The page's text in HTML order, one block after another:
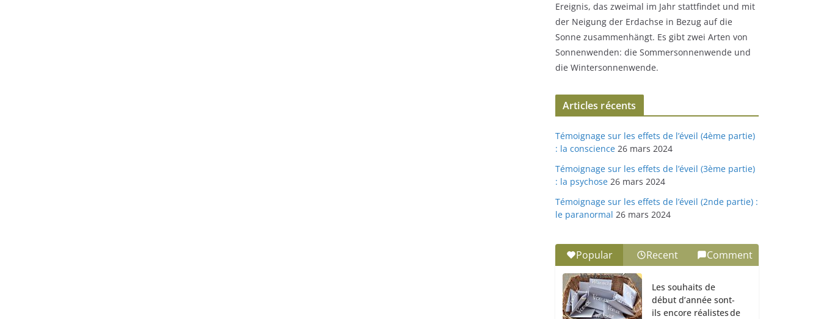
Ereignis, das zweimal im Jahr stattfindet und mit
der Neigung der Erdachse in Bezug auf die
Sonne zusammenhängt. Es gibt zwei Arten von
Sonnenwenden: die Sommersonnenwende und
die Wintersonnenwende.
Articles récents
Témoignage sur les effets de l’éveil (4ème partie)
: la conscience 26 mars 2024
Témoignage sur les effets de l’éveil (3ème partie)
: la psychose 26 mars 2024
Témoignage sur les effets de l’éveil (2nde partie) :
le paranormal 26 mars 2024
Popular Recent Comment
Les souhaits de
début d’année sont-
ils encore réalistes de